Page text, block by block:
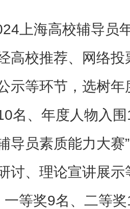
海高校辅导员年
高校推荐、网络
示等环节，选树
名、年度人物入
导员素质能力大
讨、理论宣讲展
一等奖9名、二等